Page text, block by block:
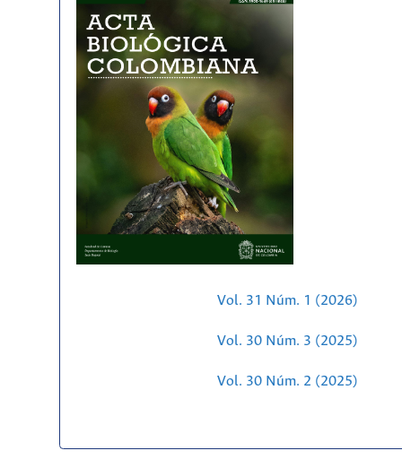
Vol. 31 Núm. 1 (2026)
Vol. 30 Núm. 3 (2025)
Vol. 30 Núm. 2 (2025)